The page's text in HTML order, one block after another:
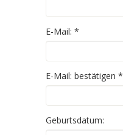
E-Mail: *
E-Mail: bestätigen *
Geburtsdatum: